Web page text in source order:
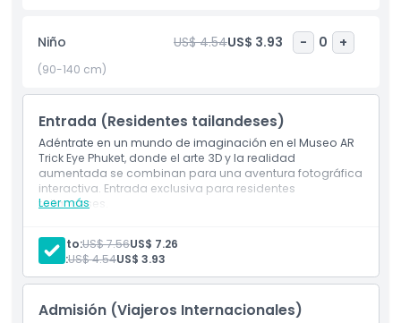
Trick Eye Phuket combina arte, tecnología e imaginación
para una experiencia divertida y envolvente. Cada rincón
del museo está diseñado para inspirar creatividad y
redes sociales o simplemente disfrutando de las escenas
lúdicas, el museo promete recuerdos inolvidables.
Visita el Museo AR Trick Eye Phuket para una mezcla única
de arte 3D, realidad aumentada y diversión interactiva en
una de las atracciones más notables de Phuket.
Aspectos Destacados
Niño US$ 4.54US$ 3.93 - 0 +
(90-140 cm)
Entrada (Residentes tailandeses)
Adéntrate en un mundo de imaginación en el Museo AR
Trick Eye Phuket, donde el arte 3D y la realidad
aumentada se combinan para una aventura fotográfica
interactiva. Entrada exclusiva para residentes
tailandeses.
Leer más
Explora el arte 3D y las exhibiciones de realidad
aumentada en el Museo Trick Eye de Phuket.
Entrada exclusiva para residentes tailandeses.
Adulto:US$ 7.56US$ 7.26
Niño:US$ 4.54US$ 3.93
Admisión (Viajeros Internacionales)